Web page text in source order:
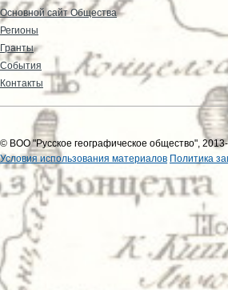
Основной сайт Общества
Регионы
Гранты
События
Контакты
© ВОО "Русское географическое общество", 2013-
Условия использования материалов Политика